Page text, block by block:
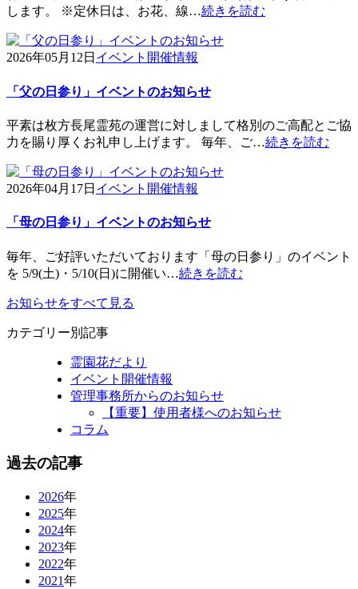
します。 ※定休日は、お花、線…続きを読む
2026年05月12日 イベント開催情報
「父の日参り」イベントのお知らせ
平素は枚方長尾霊苑の運営に対しまして格別のご高配とご協
力を賜り厚くお礼申し上げます。 毎年、ご…続きを読む
2026年04月17日 イベント開催情報
「母の日参り」イベントのお知らせ
毎年、ご好評いただいております「母の日参り」のイベント
を 5/9(土)・5/10(日)に開催い…続きを読む
お知らせをすべて見る
カテゴリー別記事
霊園花だより
イベント開催情報
管理事務所からのお知らせ
【重要】使用者様へのお知らせ
コラム
過去の記事
2026年
2025年
2024年
2023年
2022年
2021年